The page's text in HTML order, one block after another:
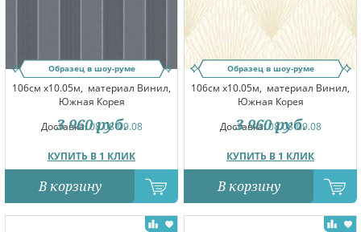
Образец в шоу-руме
106см x10.05м, материал Винил,
Южная Корея
Доставка:08.08-09.08
КУПИТЬ В 1 КЛИК
3 960 руб.
В корзину
Образец в шоу-руме
106см x10.05м, материал Винил,
Южная Корея
Доставка:08.08-09.08
КУПИТЬ В 1 КЛИК
3 960 руб.
В корзину